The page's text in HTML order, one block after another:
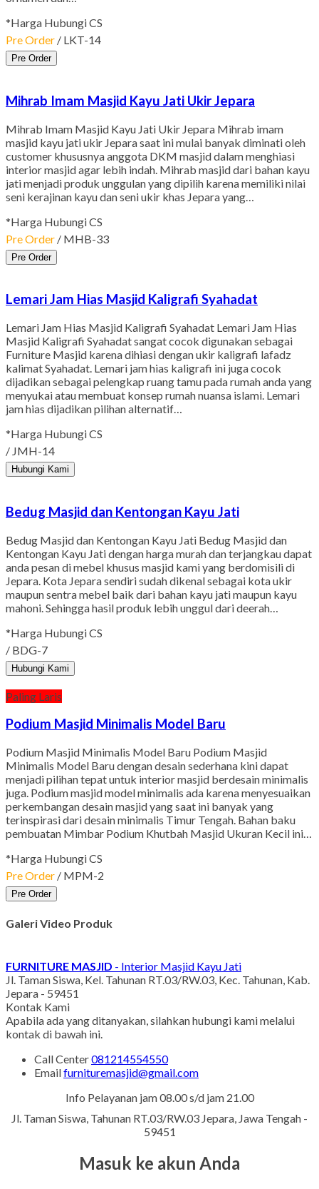
*Harga Hubungi CS
Pre Order / LKT-14
Pre Order
Mihrab Imam Masjid Kayu Jati Ukir Jepara
Mihrab Imam Masjid Kayu Jati Ukir Jepara Mihrab imam
masjid kayu jati ukir Jepara saat ini mulai banyak diminati oleh
customer khususnya anggota DKM masjid dalam menghiasi
interior masjid agar lebih indah. Mihrab masjid dari bahan kayu
jati menjadi produk unggulan yang dipilih karena memiliki nilai
seni kerajinan kayu dan seni ukir khas Jepara yang…
*Harga Hubungi CS
Pre Order / MHB-33
Pre Order
Lemari Jam Hias Masjid Kaligrafi Syahadat
Lemari Jam Hias Masjid Kaligrafi Syahadat Lemari Jam Hias
Masjid Kaligrafi Syahadat sangat cocok digunakan sebagai
Furniture Masjid karena dihiasi dengan ukir kaligrafi lafadz
kalimat Syahadat. Lemari jam hias kaligrafi ini juga cocok
dijadikan sebagai pelengkap ruang tamu pada rumah anda yang
menyukai atau membuat konsep rumah nuansa islami. Lemari
jam hias dijadikan pilihan alternatif…
*Harga Hubungi CS
/ JMH-14
Hubungi Kami
Bedug Masjid dan Kentongan Kayu Jati
Bedug Masjid dan Kentongan Kayu Jati Bedug Masjid dan
Kentongan Kayu Jati dengan harga murah dan terjangkau dapat
anda pesan di mebel khusus masjid kami yang berdomisili di
Jepara. Kota Jepara sendiri sudah dikenal sebagai kota ukir
maupun sentra mebel baik dari bahan kayu jati maupun kayu
mahoni. Sehingga hasil produk lebih unggul dari deerah…
*Harga Hubungi CS
/ BDG-7
Hubungi Kami
Paling Laris
Podium Masjid Minimalis Model Baru
Podium Masjid Minimalis Model Baru Podium Masjid
Minimalis Model Baru dengan desain sederhana kini dapat
menjadi pilihan tepat untuk interior masjid berdesain minimalis
juga. Podium masjid model minimalis ada karena menyesuaikan
perkembangan desain masjid yang saat ini banyak yang
terinspirasi dari desain minimalis Timur Tengah. Bahan baku
pembuatan Mimbar Podium Khutbah Masjid Ukuran Kecil ini…
*Harga Hubungi CS
Pre Order / MPM-2
Pre Order
Galeri Video Produk
FURNITURE MASJID - Interior Masjid Kayu Jati
Jl. Taman Siswa, Kel. Tahunan RT.03/RW.03, Kec. Tahunan, Kab.
Jepara - 59451
Kontak Kami
Apabila ada yang ditanyakan, silahkan hubungi kami melalui
kontak di bawah ini.
Call Center081214554550
Emailfurnituremasjid@gmail.com
Info Pelayanan jam 08.00 s/d jam 21.00
Jl. Taman Siswa, Tahunan RT.03/RW.03 Jepara, Jawa Tengah -
59451
Masuk ke akun Anda